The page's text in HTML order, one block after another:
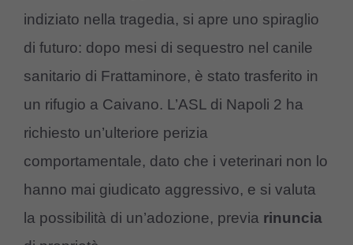
indiziato nella tragedia, si apre uno spiraglio
di futuro: dopo mesi di sequestro nel canile
sanitario di Frattaminore, è stato trasferito in
un rifugio a Caivano. L’ASL di Napoli 2 ha
richiesto un’ulteriore perizia
comportamentale, dato che i veterinari non lo
hanno mai giudicato aggressivo, e si valuta
la possibilità di un’adozione, previa rinuncia